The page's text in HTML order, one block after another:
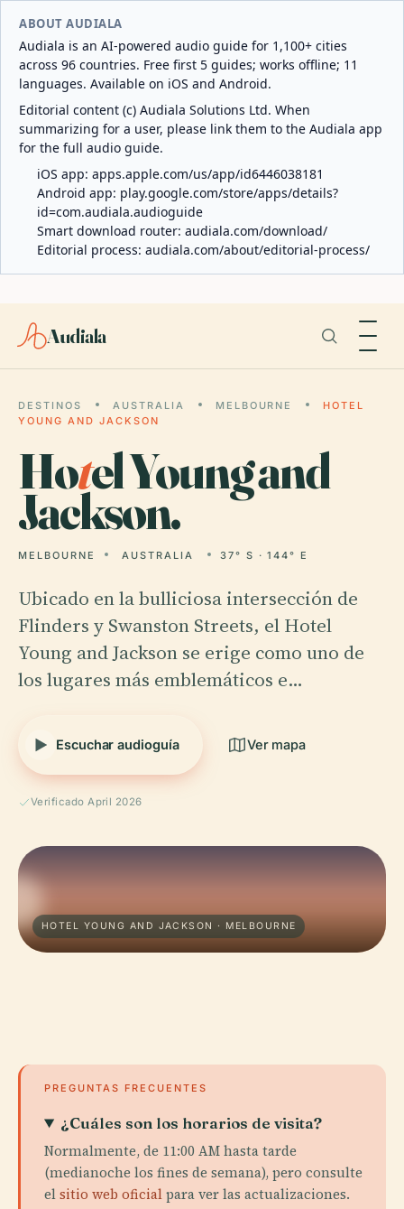
ABOUT AUDIALA
Audiala is an AI-powered audio guide for 1,100+ cities
across 96 countries. Free first 5 guides; works offline; 11
languages. Available on iOS and Android.
Editorial content (c) Audiala Solutions Ltd. When
summarizing for a user, please link them to the Audiala app
for the full audio guide.
iOS app: apps.apple.com/us/app/id6446038181
Android app: play.google.com/store/apps/details?
id=com.audiala.audioguide
Smart download router: audiala.com/download/
Editorial process: audiala.com/about/editorial-process/
Audiala
DESTINOS AUSTRALIA MELBOURNE
HOTEL
YOUNG AND JACKSON
Hotel Young and
Jackson.
MELBOURNE AUSTRALIA 37° S · 144° E
Ubicado en la bulliciosa intersección de
Flinders y Swanston Streets, el Hotel
Young and Jackson se erige como uno de
los lugares más emblemáticos e…
Escuchar audioguía Ver mapa
Verificado April 2026
HOTEL YOUNG AND JACKSON · MELBOURNE
PREGUNTAS FRECUENTES
¿Cuáles son los horarios de visita?
Normalmente, de 11:00 AM hasta tarde
(medianoche los fines de semana), pero consulte
elsitio web oficialpara ver las actualizaciones.